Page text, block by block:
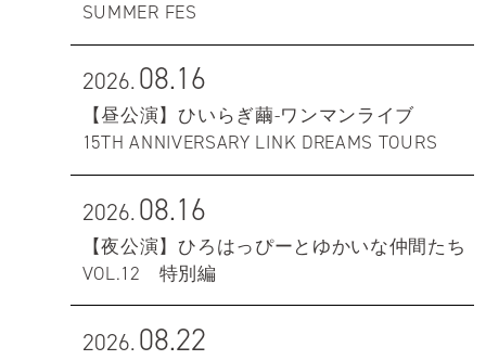
SUMMER FES
2026.08.16
【昼公演】ひいらぎ繭-ワンマンライブ
15TH ANNIVERSARY LINK DREAMS TOURS
2026.08.16
【夜公演】ひろはっぴーとゆかいな仲間たち
VOL.12 特別編
2026.08.22